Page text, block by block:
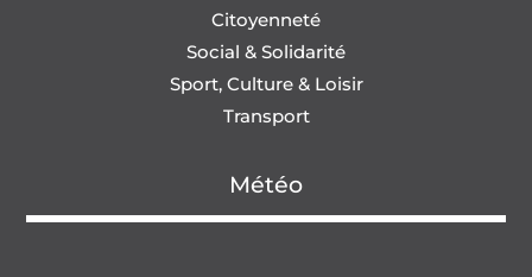
Citoyenneté
Social & Solidarité
Sport, Culture & Loisir
Transport
Météo